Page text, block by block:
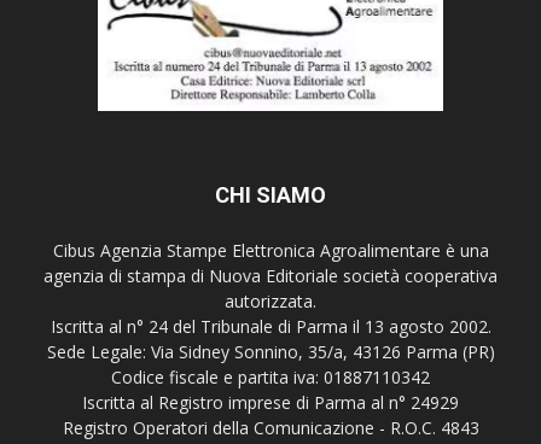
CHI SIAMO
Cibus Agenzia Stampe Elettronica Agroalimentare è una
agenzia di stampa di Nuova Editoriale società cooperativa
autorizzata.
Iscritta al n° 24 del Tribunale di Parma il 13 agosto 2002.
Sede Legale: Via Sidney Sonnino, 35/a, 43126 Parma (PR)
Codice fiscale e partita iva: 01887110342
Iscritta al Registro imprese di Parma al n° 24929
Registro Operatori della Comunicazione - R.O.C. 4843